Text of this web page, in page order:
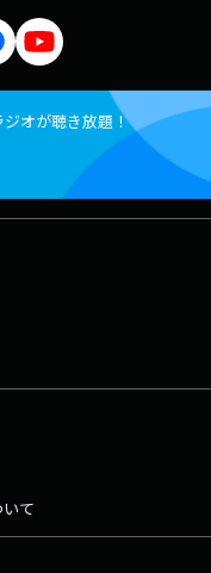
オが聴き放題！
て